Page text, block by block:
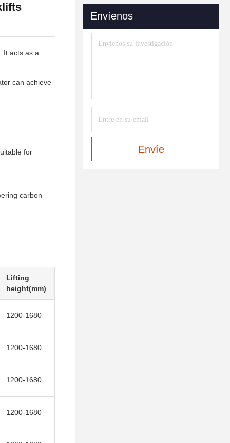
It acts as a
can achieve
for
carbon
Lifting
height(mm)
1200-1680
1200-1680
1200-1680
1200-1680
Envíenos
Envíe